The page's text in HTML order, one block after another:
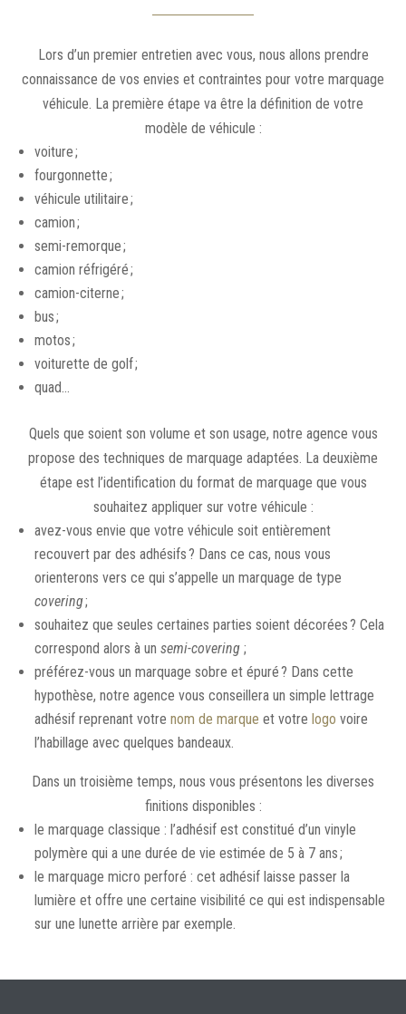
Lors d’un premier entretien avec vous, nous allons prendre
connaissance de vos envies et contraintes pour votre marquage
véhicule. La première étape va être la définition de votre
modèle de véhicule :
voiture ;
fourgonnette ;
véhicule utilitaire ;
camion ;
semi-remorque ;
camion réfrigéré ;
camion-citerne ;
bus ;
motos ;
voiturette de golf ;
quad…
Quels que soient son volume et son usage, notre agence vous
propose des techniques de marquage adaptées. La deuxième
étape est l’identification du format de marquage que vous
souhaitez appliquer sur votre véhicule :
avez-vous envie que votre véhicule soit entièrement
recouvert par des adhésifs ? Dans ce cas, nous vous
orienterons vers ce qui s’appelle un marquage de type
covering;
souhaitez que seules certaines parties soient décorées ? Cela
correspond alors à unsemi-covering ;
préférez-vous un marquage sobre et épuré ? Dans cette
hypothèse, notre agence vous conseillera un simple lettrage
adhésif reprenant votrenom de marque et votrelogo voire
l’habillage avec quelques bandeaux.
Dans un troisième temps, nous vous présentons les diverses
finitions disponibles :
le marquage classique : l’adhésif est constitué d’un vinyle
polymère qui a une durée de vie estimée de 5 à 7 ans ;
le marquage micro perforé : cet adhésif laisse passer la
lumière et offre une certaine visibilité ce qui est indispensable
sur une lunette arrière par exemple.